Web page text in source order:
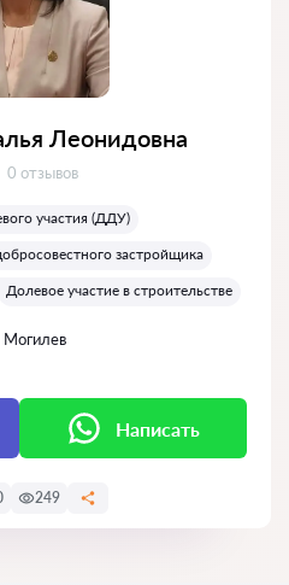
Леонидовна
Отзывов:
0 отзывов
участия (ДДУ)
застройщика
Долевое участие в строительстве
Могилев
Написать
249